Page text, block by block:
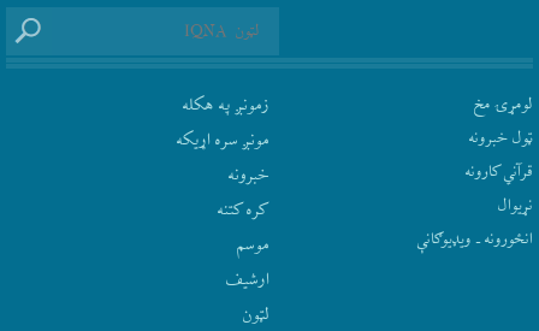
لومړۍ مخ
ټول خبرونه
قرآني کارونه
نړيوال
انځورونه ـ ویډیوګانې
زمونږ په هکله
مونږ سره اړيکه
‫خبرونه
کره کتنه
موسم
ارشيف
لټون